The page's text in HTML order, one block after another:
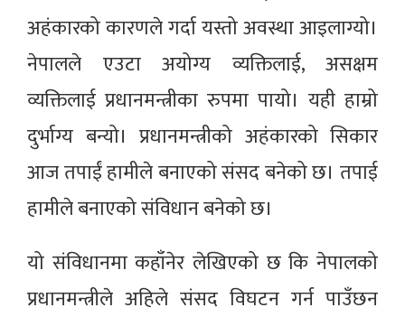
अहंकारको कारणले गर्दा यस्तो अवस्था आइलाग्यो।
नेपालले एउटा अयोग्य व्यक्तिलाई, असक्षम
व्यक्तिलाई प्रधानमन्त्रीका रुपमा पायो। यही हाम्रो
दुर्भाग्य बन्यो। प्रधानमन्त्रीको अहंकारको सिकार
आज तपाईं हामीले बनाएको संसद बनेको छ। तपाई
हामीले बनाएको संविधान बनेको छ।
यो संविधानमा कहाँनेर लेखिएको छ कि नेपालको
प्रधानमन्त्रीले अहिले संसद विघटन गर्न पाउँछन